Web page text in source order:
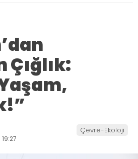
Çığlık:
Çevre-Ekoloji